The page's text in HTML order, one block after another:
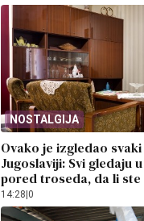
NOSTALGIJA
Ovako je izgledao
Jugoslaviji: Svi gledaju
pored troseda, da li ste
14:28 0